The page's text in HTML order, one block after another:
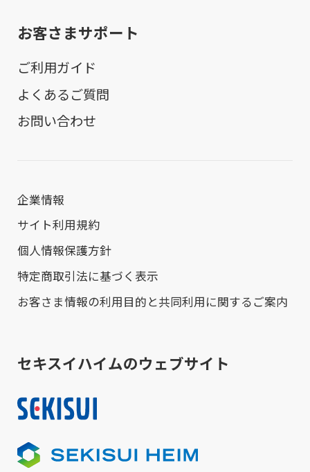
お客さまサポート
ご利用ガイド
よくあるご質問
お問い合わせ
企業情報
サイト利用規約
個人情報保護方針
特定商取引法に基づく表示
お客さま情報の利用目的と共同利用に関するご案内
セキスイハイムのウェブサイト